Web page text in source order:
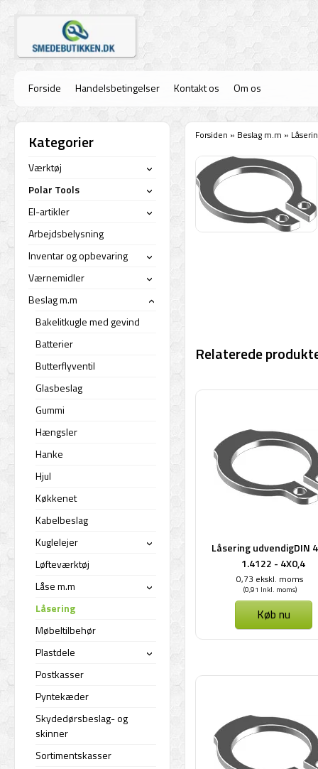
Forside Handelsbetingelser Kontakt os Om os
Forsiden » Beslag m.m »
Relaterede
Låsering udvendigDIN
1.4122 - 4X0,4
0,73 ekskl. moms
(0,91 Inkl. moms)
Køb nu
Kategorier
Værktøj ›
Polar Tools ›
El-artikler ›
Arbejdsbelysning
Inventar og opbevaring
›
Værnemidler ›
Beslag m.m ›
Bakelitkugle med gevind
Batterier
Butterflyventil
Glasbeslag
Gummi
Hængsler
Hanke
Hjul
Køkkenet
Kabelbeslag
Kuglelejer
›
Løfteværktøj
Låse m.m
›
Låsering
Møbeltilbehør
Plastdele
›
Postkasser
Pyntekæder
Skydedørsbeslag- og
skinner
Sortimentskasser